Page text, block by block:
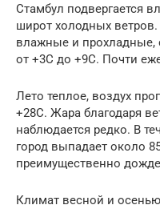
Стамбул подвергается
широт холодных
влажные и прохладные,
от +3С до +9С. Почти
Лето теплое, воздух
+28С. Жара благодаря
наблюдается редко. В
город выпадает около
преимущественно
Климат весной и